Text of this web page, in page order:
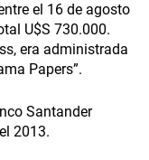
el 16 de agosto
U$S 730.000.
era administrada
Papers”.
Santander
2013.